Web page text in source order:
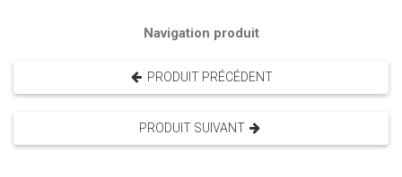
Navigation produit
PRODUIT PRÉCÉDENT
PRODUIT SUIVANT